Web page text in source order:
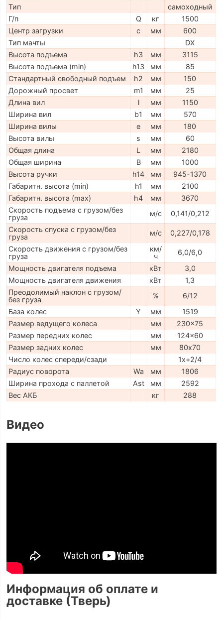
Тип
самоходный
Г/п
Q кг
1500
Центр загрузки
c мм
600
Тип мачты
DX
Высота подъема
h3 мм
3115
Высота подъема (min)
h13 мм
85
Стандартный свободный подъем
h2 мм
150
Дорожный просвет
m1 мм
25
Длина вил
l мм
1150
Ширина вил
b1 мм
570
Ширина вилы
e мм
180
Высота вилы
s мм
60
Общая длина
L мм
2180
Общая ширина
B мм
1000
Высота ручки
h14 мм
945-1370
Габаритн. высота (min)
h1 мм
2100
Габаритн. высота (max)
h4 мм
3670
Скорость подъема с грузом/без
груза
м/с
0,141/0,212
Скорость спуска с грузом/без
груза
м/с
0,227/0,178
Скорость движения с грузом/без
груза
км/
ч
6,0/6,0
Мощность двигателя подъема
кВт
3,0
Мощность двигателя движения
кВт
1,3
Преодолимый наклон с грузом/
без груза
%
6/12
База колес
Y мм
1519
Размер ведущего колеса
мм
230x75
Размер передних колес
мм
124x60
Размер задних колес
мм
80х70
Число колес спереди/сзади
1x+2/4
Радиус поворота
Wa мм
1806
Ширина прохода с паллетой
Ast мм
2592
Вес АКБ
кг 288
Видео
Информация об оплате и
доставке (Тверь)